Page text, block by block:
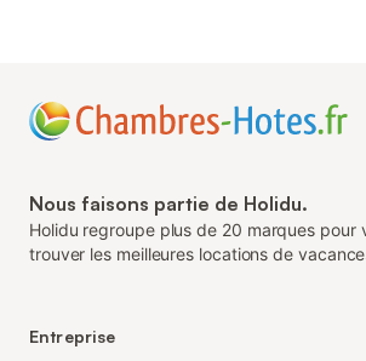
Nous faisons partie de Holidu.
Holidu regroupe plus de 20 marques pour
trouver les meilleures locations de
Entreprise